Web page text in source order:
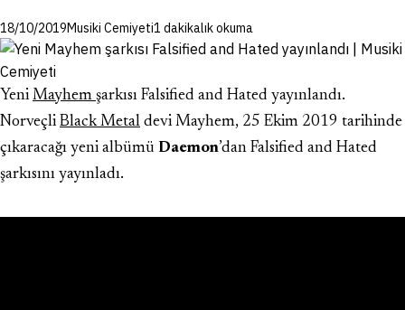
18/10/2019Musiki Cemiyeti1 dakikalık okuma
Yeni Mayhem şarkısı Falsified and Hated yayınlandı.
Norveçli Black Metal devi Mayhem, 25 Ekim 2019 tarihinde
çıkaracağı yeni albümü Daemon’dan Falsified and Hated
şarkısını yayınladı.